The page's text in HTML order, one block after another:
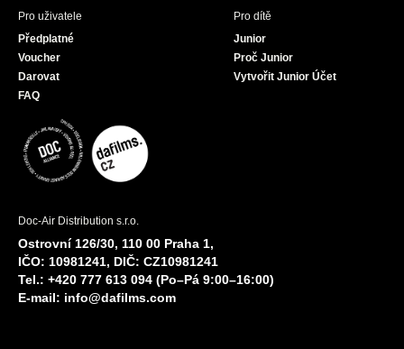
Pro uživatele
Předplatné
Voucher
Darovat
FAQ
Pro dítě
Junior
Proč Junior
Vytvořit Junior Účet
Doc-Air Distribution s.r.o.
Ostrovní 126/30, 110 00 Praha 1,
IČO: 10981241, DIČ: CZ10981241
Tel.: +420 777 613 094 (Po–Pá 9:00–16:00)
E-mail: info@dafilms.com